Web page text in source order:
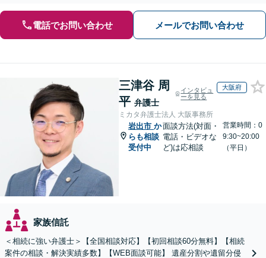
電話でお問い合わせ メールでお問い合わせ
三津谷 周
平 弁護士
インタビュ
ーを見る
大阪府
ミカタ弁護士法人 大阪事務所
岩出市 か
らも相談
受付中
面談方法(対面・
電話・ビデオな
ど)は応相談
営業時間：0
9:30~20:00
（平日）
家族信託
＜相続に強い弁護士＞【全国相談対応】【初回相談60分無料】【相続
案件の相談・解決実績多数】【WEB面談可能】 遺産分割や遺留分侵